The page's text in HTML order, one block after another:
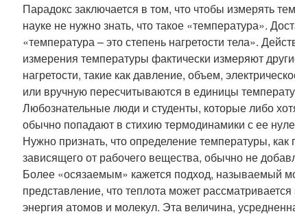
Парадокс заключается в том, что чтобы измерять
науке не нужно знать, что такое «температура».
«температура – это степень нагретости тела».
измерения температуры фактически измеряют
нагретости, такие как давление, объем,
или вручную пересчитываются в единицы
Любознательные люди и студенты, которые либо
обычно попадают в стихию термодинамики с ее
Нужно признать, что определение температуры,
зависящего от рабочего вещества, обычно не
Более «осязаемым» кажется подход, называемый
представление, что теплота может
энергия атомов и молекул. Эта величина,